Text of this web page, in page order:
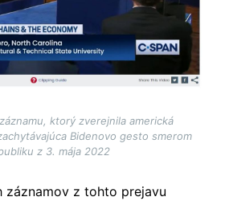
ktorý zverejnila americká
Bidenovo gesto smerom
z 3. mája 2022
záznamov z tohto prejavu